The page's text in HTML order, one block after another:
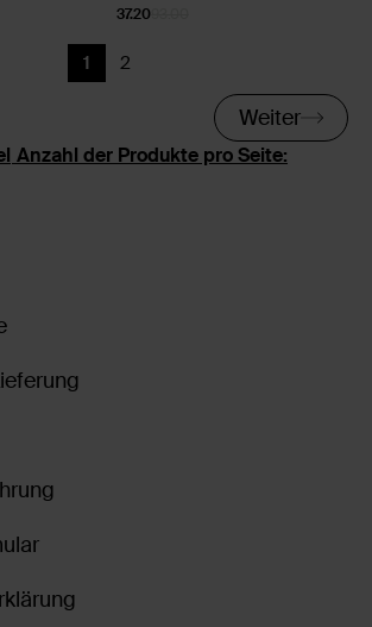
37.20
Anzahl der Produkte pro Seite:
Aktuelle Seite
1
Zurück
2
Weiter